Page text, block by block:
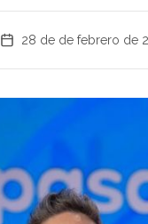
28 de de febrero de